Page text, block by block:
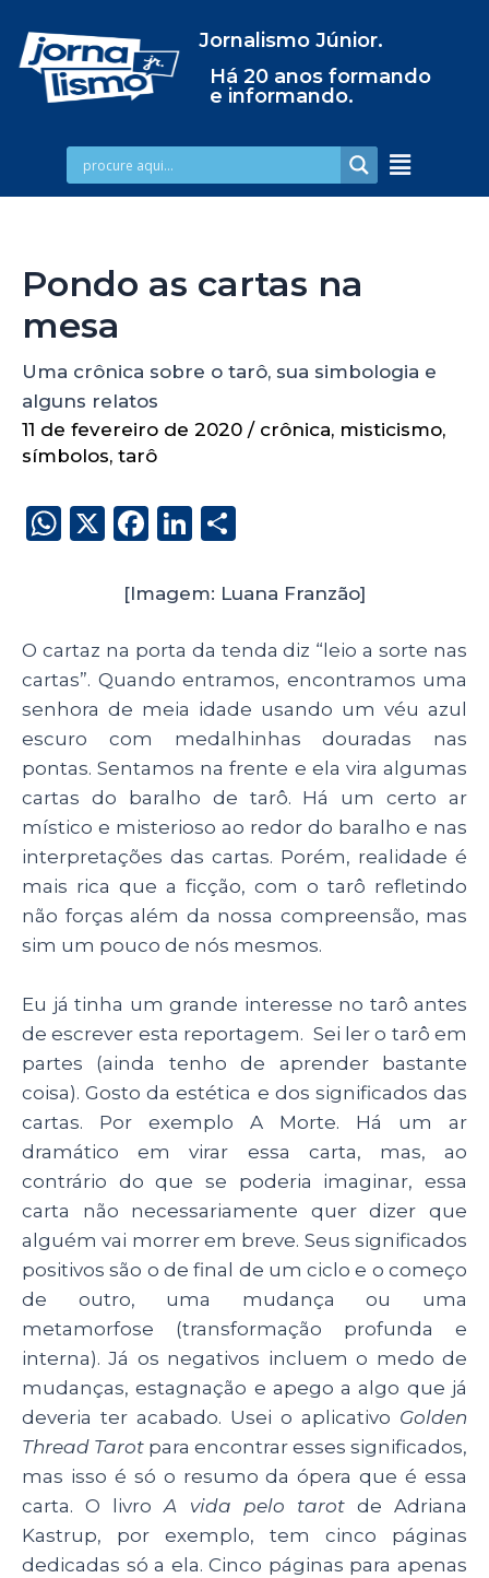
Jornalismo Júnior.
Há 20 anos formando
e informando.
Pondo as cartas na
mesa
Uma crônica sobre o tarô, sua simbologia e
alguns relatos
11 de fevereiro de 2020 / crônica, misticismo,
símbolos, tarô
W
A
p
p
X
F
c
b
o
o
k
Li
k
dI
n
a
[Imagem: Luana Franzão]
O cartaz na porta da tenda diz “leio a sorte nas
cartas”. Quando entramos, encontramos uma
senhora de meia idade usando um véu azul
escuro com medalhinhas douradas nas
pontas. Sentamos na frente e ela vira algumas
cartas do baralho de tarô. Há um certo ar
místico e misterioso ao redor do baralho e nas
interpretações das cartas. Porém, realidade é
mais rica que a ficção, com o tarô refletindo
não forças além da nossa compreensão, mas
sim um pouco de nós mesmos.
Eu já tinha um grande interesse no tarô antes
de escrever esta reportagem. Sei ler o tarô em
partes (ainda tenho de aprender bastante
coisa). Gosto da estética e dos significados das
cartas. Por exemplo A Morte. Há um ar
dramático em virar essa carta, mas, ao
contrário do que se poderia imaginar, essa
carta não necessariamente quer dizer que
alguém vai morrer em breve. Seus significados
positivos são o de final de um ciclo e o começo
de outro, uma mudança ou uma
metamorfose (transformação profunda e
interna). Já os negativos incluem o medo de
mudanças, estagnação e apego a algo que já
deveria ter acabado. Usei o aplicativo Golden
Thread Tarot para encontrar esses significados,
mas isso é só o resumo da ópera que é essa
carta. O livroA vida pelo tarotde Adriana
Kastrup, por exemplo, tem cinco páginas
dedicadas só a ela. Cinco páginas para apenas